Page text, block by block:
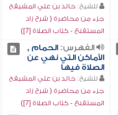
للشيخ: خالد بن علي المشيقح
جزء من محاضرة ( شرح زاد
المستقنع - كتاب الصلاة [7])
الفهرس:الحمام ,
الأماكن التي نهي عن
الصلاة فيها
للشيخ: خالد بن علي المشيقح
جزء من محاضرة ( شرح زاد
المستقنع - كتاب الصلاة [7])